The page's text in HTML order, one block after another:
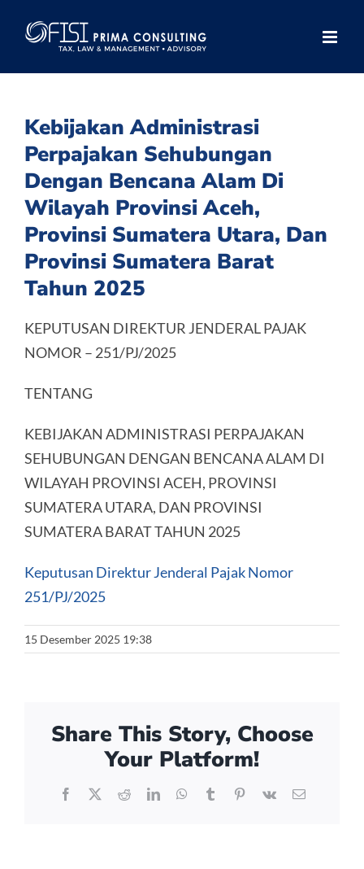
Kebijakan Administrasi
Perpajakan Sehubungan
Dengan Bencana Alam Di
Wilayah Provinsi Aceh,
Provinsi Sumatera Utara, Dan
Provinsi Sumatera Barat
Tahun 2025
KEPUTUSAN DIREKTUR JENDERAL PAJAK
NOMOR – 251/PJ/2025
TENTANG
KEBIJAKAN ADMINISTRASI PERPAJAKAN
SEHUBUNGAN DENGAN BENCANA ALAM DI
WILAYAH PROVINSI ACEH, PROVINSI
SUMATERA UTARA, DAN PROVINSI
SUMATERA BARAT TAHUN 2025
Keputusan Direktur Jenderal Pajak Nomor
251/PJ/2025
15 Desember 2025 19:38
Share This Story, Choose
Your Platform!
Facebook
X RedditLinkedInWhatsApp
TumblrPinterest
Vk Email